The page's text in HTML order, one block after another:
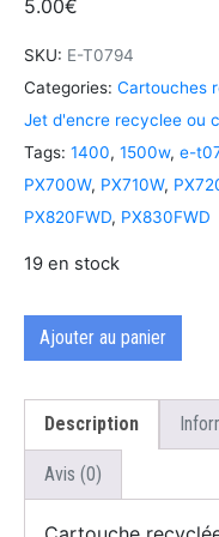
5.00€
SKU: E-T0794
Categories: Cartouches
Jet d'encre recyclee ou
Tags: 1400, 1500w, e-
PX700W, PX710W,
PX820FWD, PX830FWD
19 en stock
Ajouter au panier
Description
Avis (0)